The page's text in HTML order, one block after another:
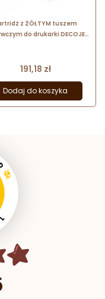
z ŻÓŁTYM tuszem
do drukarki DECOJET
Cena
191,18 zł
Dodaj do koszyka